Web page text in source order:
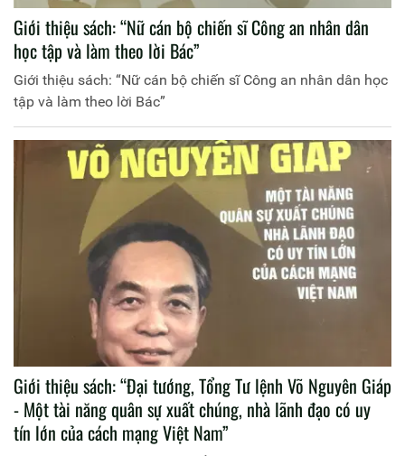
Giới thiệu sách: “Nữ cán bộ chiến sĩ Công an nhân dân
học tập và làm theo lời Bác”
Giới thiệu sách: “Nữ cán bộ chiến sĩ Công an nhân dân học
tập và làm theo lời Bác”
Giới thiệu sách: “Đại tướng, Tổng Tư lệnh Võ Nguyên Giáp
- Một tài năng quân sự xuất chúng, nhà lãnh đạo có uy
tín lớn của cách mạng Việt Nam”